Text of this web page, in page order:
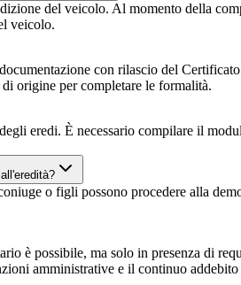
del veicolo. Al momento della
veicolo.
con rilascio del
origine per completare le formalità.
eredi. È necessario compilare il
o figli possono procedere alla
è possibile, ma solo in presenza di
amministrative e il continuo